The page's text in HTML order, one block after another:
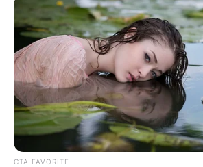
Πόσο πιο χαμηλά θα πέσει
η «Δικαιοσύνη»;
Τρίτη, 5 Ιουλίου 2022, 10:01
Σχόλια Αναξίμανδρου: Πόσο πιο χαμηλά...
CTA FAVORITE